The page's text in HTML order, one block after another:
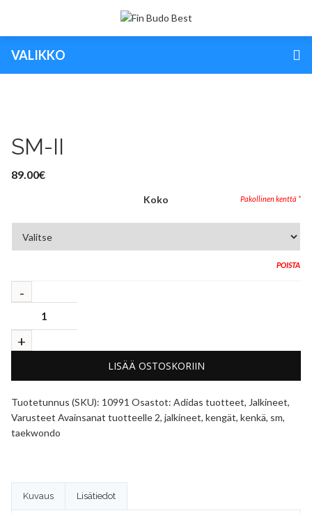
VALIKKO
SM-II
89.00€
Koko
POISTA
LISÄÄ OSTOSKORIIN
Tuotetunnus (SKU): 10991 Osastot: Adidas tuotteet, Jalkineet,
Varusteet Avainsanat tuotteelle 2, jalkineet, kengät, kenkä, sm,
taekwondo
Kuvaus Lisätiedot